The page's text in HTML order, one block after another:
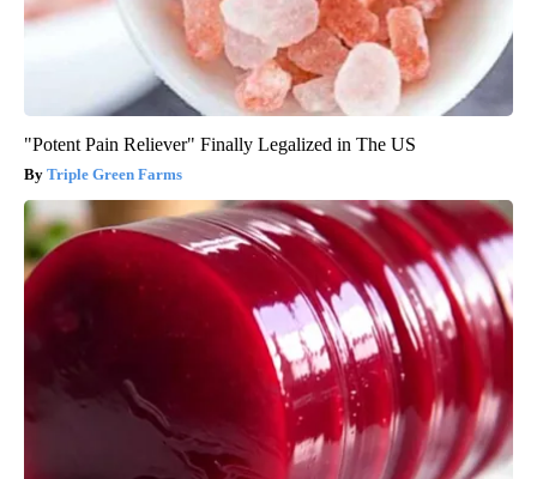
"Potent Pain Reliever" Finally Legalized in The US
Triple Green Farms